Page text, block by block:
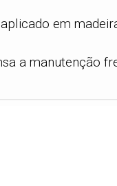
em
a manutenção